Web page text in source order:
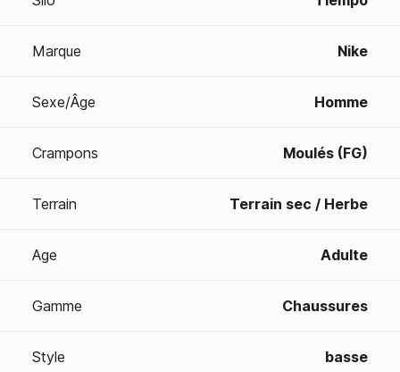
Marque Nike
Sexe/Âge Homme
Crampons Moulés (FG)
Terrain Terrain sec / Herbe
Age Adulte
Gamme Chaussures
Style basse